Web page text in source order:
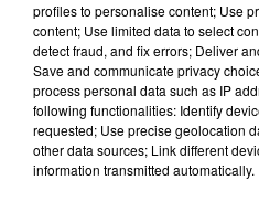
mobilisation à
L'antenne
se mobilise ce
novembre,
profiles to personalise content; Use
content; Use limited data to select
detect fraud, and fix errors; Deliver
Save and communicate privacy
process personal data such as IP
following functionalities: Identify
requested; Use precise geolocation
other data sources; Link different
information transmitted automatically.